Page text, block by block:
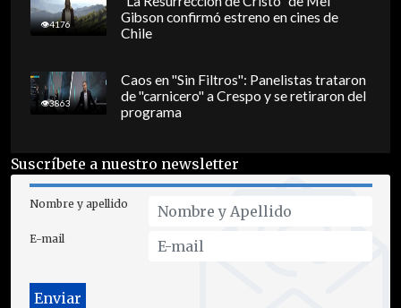
4176
Gibson confirmó estreno en cines de
Chile
3863
Caos en "Sin Filtros": Panelistas trataron
de "carnicero" a Crespo y se retiraron del
programa
Suscríbete a nuestro newsletter
Nombre y apellido
E-mail